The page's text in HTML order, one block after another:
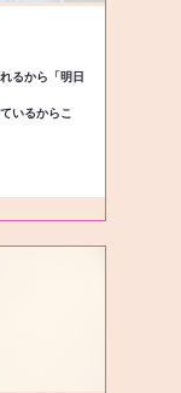
るから「明日
いるからこ